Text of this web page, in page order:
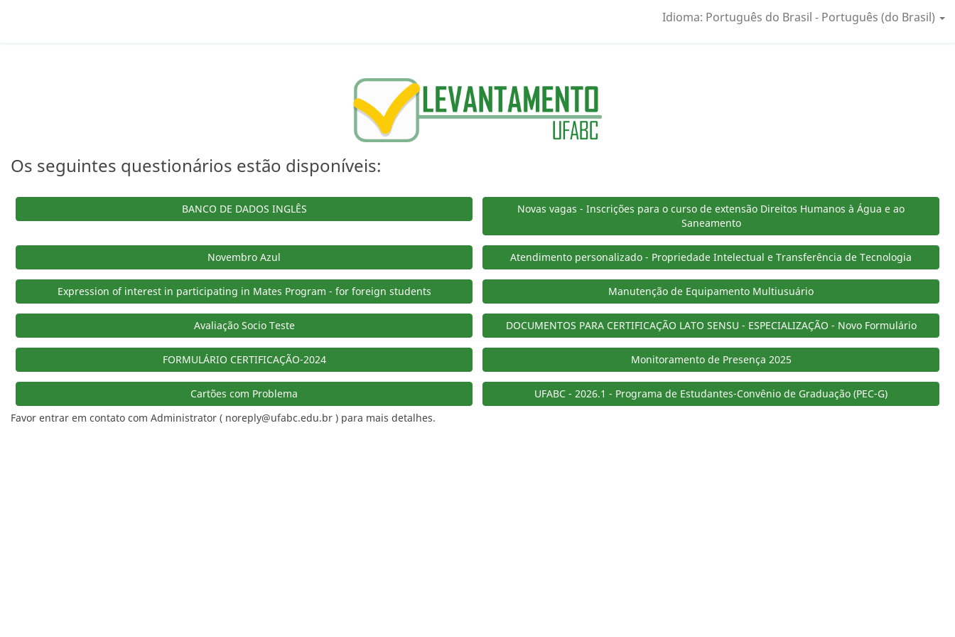
Idioma: Português do Brasil - Português (do Brasil)
Os seguintes questionários estão disponíveis:
BANCO DE DADOS INGLÊS
Novas vagas - Inscrições para o curso de extensão Direitos Humanos à Água e ao
Saneamento
Novembro Azul Atendimento personalizado - Propriedade Intelectual e Transferência de Tecnologia
Expression of interest in participating in Mates Program - for foreign students Manutenção de Equipamento Multiusuário
Avaliação Socio Teste DOCUMENTOS PARA CERTIFICAÇÃO LATO SENSU - ESPECIALIZAÇÃO - Novo Formulário
FORMULÁRIO CERTIFICAÇÃO-2024 Monitoramento de Presença 2025
Cartões com Problema
UFABC - 2026.1 - Programa de Estudantes-Convênio de Graduação (PEC-G)
Favor entrar em contato com Administrator ( noreply@ufabc.edu.br ) para mais detalhes.